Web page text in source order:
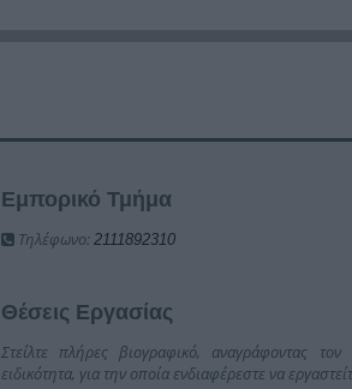
Εμπορικό Τμήμα
Τηλέφωνο: 2111892310
Θέσεις Εργασίας
Στείλτε πλήρες βιογραφικό, αναγράφοντας
ειδικότητα, για την οποία ενδιαφέρεστε να